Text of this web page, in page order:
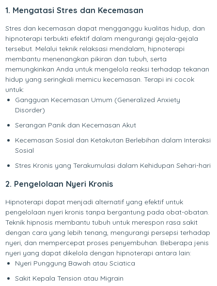
1. Mengatasi Stres dan Kecemasan
Stres dan kecemasan dapat mengganggu kualitas hidup, dan
hipnoterapi terbukti efektif dalam mengurangi gejala-gejala
tersebut. Melalui teknik relaksasi mendalam, hipnoterapi
membantu menenangkan pikiran dan tubuh, serta
memungkinkan Anda untuk mengelola reaksi terhadap tekanan
hidup yang seringkali memicu kecemasan. Terapi ini cocok
untuk:
Gangguan Kecemasan Umum (Generalized Anxiety
Disorder)
Serangan Panik dan Kecemasan Akut
Kecemasan Sosial dan Ketakutan Berlebihan dalam Interaksi
Sosial
Stres Kronis yang Terakumulasi dalam Kehidupan Sehari-hari
2. Pengelolaan Nyeri Kronis
Hipnoterapi dapat menjadi alternatif yang efektif untuk
pengelolaan nyeri kronis tanpa bergantung pada obat-obatan.
Teknik hipnosis membantu tubuh untuk merespon rasa sakit
dengan cara yang lebih tenang, mengurangi persepsi terhadap
nyeri, dan mempercepat proses penyembuhan. Beberapa jenis
nyeri yang dapat dikelola dengan hipnoterapi antara lain:
Nyeri Punggung Bawah atau Sciatica
Sakit Kepala Tension atau Migrain